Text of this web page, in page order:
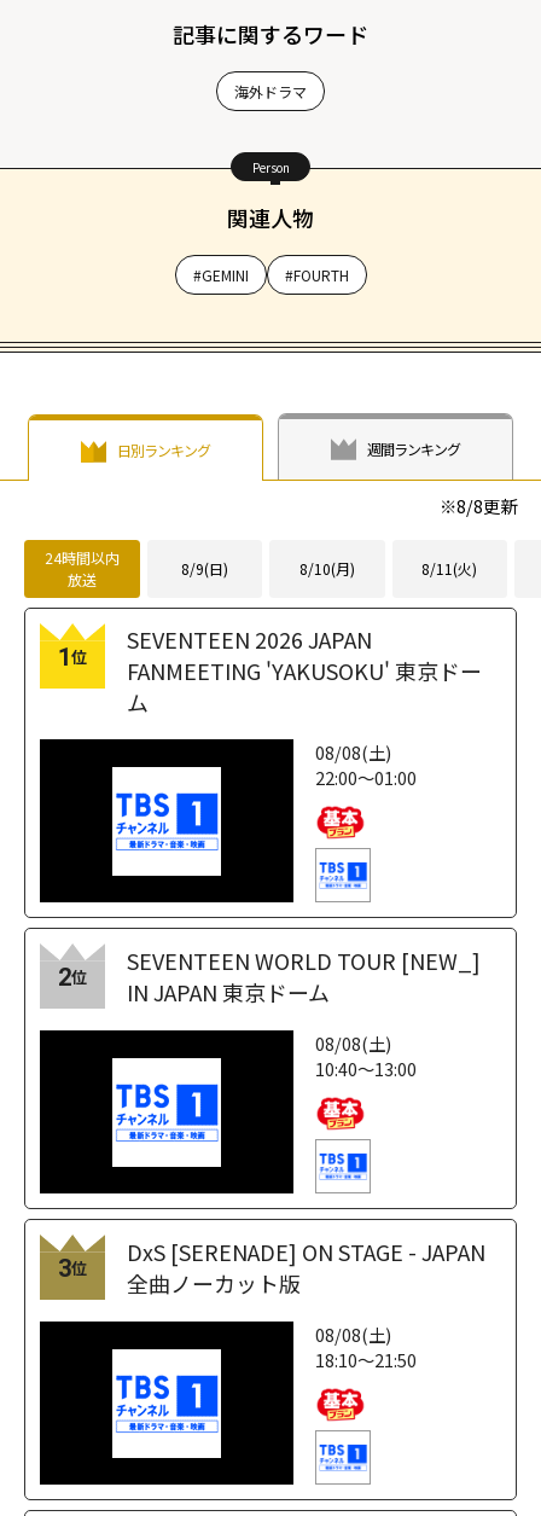
記事に関するワード
海外ドラマ
Person
関連人物
#GEMINI #FOURTH
日別ランキング 週間ランキング
※8/8更新
24時間以内
放送
8/9(日) 8/10(月) 8/11(火)
1位
SEVENTEEN 2026 JAPAN
FANMEETING 'YAKUSOKU' 東京ドー
ム
08/08(土)
22:00～01:00
2位
SEVENTEEN WORLD TOUR [NEW_]
IN JAPAN 東京ドーム
08/08(土)
10:40～13:00
3位
DxS [SERENADE] ON STAGE - JAPAN
全曲ノーカット版
08/08(土)
18:10～21:50